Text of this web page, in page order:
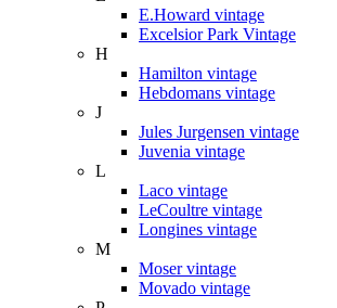
E.Howard vintage
Excelsior Park Vintage
H
Hamilton vintage
Hebdomans vintage
J
Jules Jurgensen vintage
Juvenia vintage
L
Laco vintage
LeCoultre vintage
Longines vintage
M
Moser vintage
Movado vintage